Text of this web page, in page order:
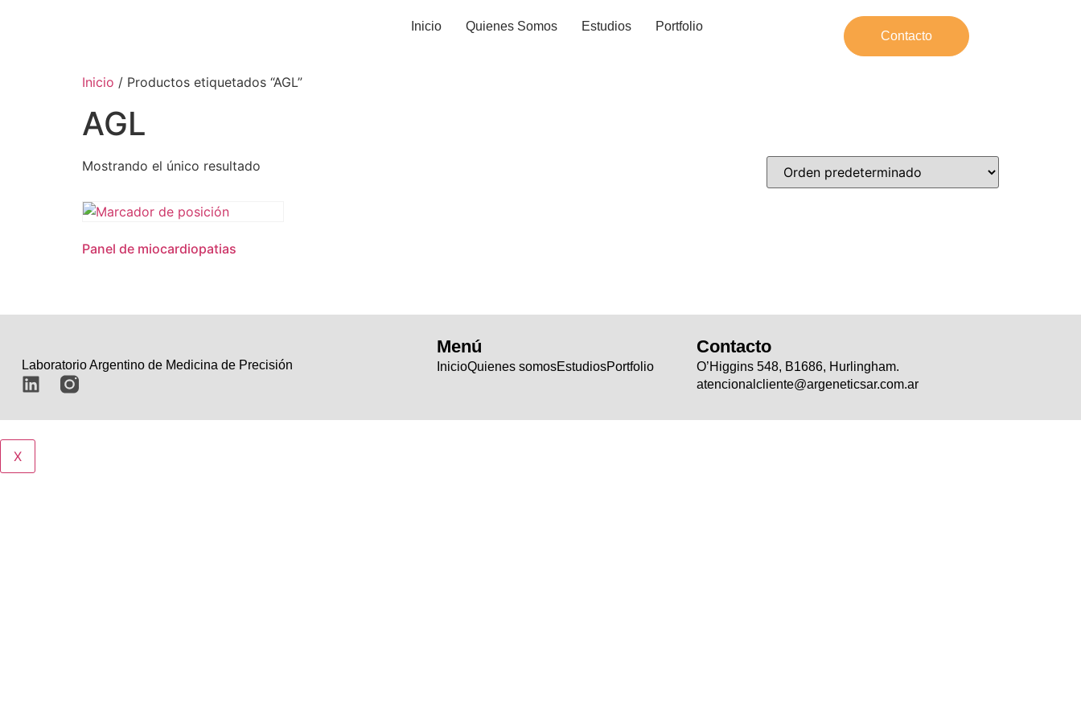
Inicio Quienes Somos Estudios Portfolio
Contacto
Inicio / Productos etiquetados “AGL”
AGL
Mostrando el único resultado
Panel de miocardiopatias
Laboratorio Argentino de Medicina de Precisión
Menú
InicioQuienes somosEstudiosPortfolio
Contacto
O’Higgins 548, B1686, Hurlingham.
atencionalcliente@argeneticsar.com.ar
X